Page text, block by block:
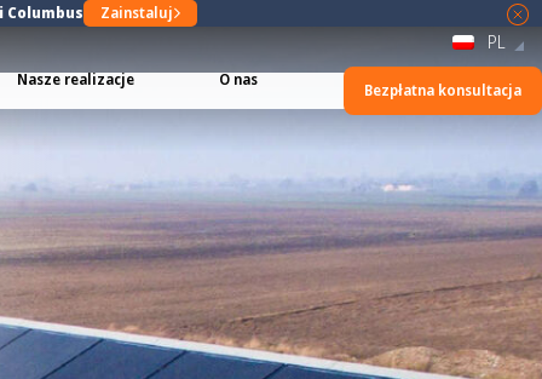
Zainstaluj
PL
Nasze realizacje O nas
Bezpłatna konsultacja